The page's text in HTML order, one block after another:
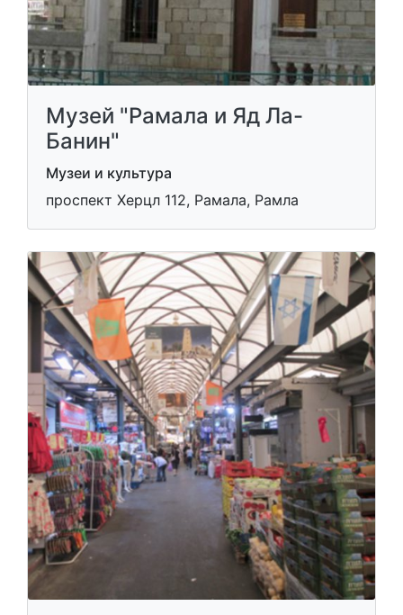
Музей "Рамала и Яд Ла-
Банин"
Музеи и культура
проспект Херцл 112, Рамала, Рамла